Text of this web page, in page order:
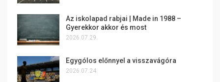
Az iskolapad rabjai | Made in 1988 –
Gyerekkor akkor és most
2026.07.29.
Egygólos előnnyel a visszavágóra
2026.07.24.